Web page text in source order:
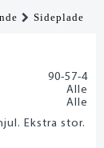
Sideplade
90-57-4
Alle
Alle
Ekstra stor.